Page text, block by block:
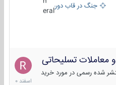
جنگ در قاب دوربین
eral
معاملات تسلیحاتی
شده رسمی در مورد خرید
7
اسفند
1400